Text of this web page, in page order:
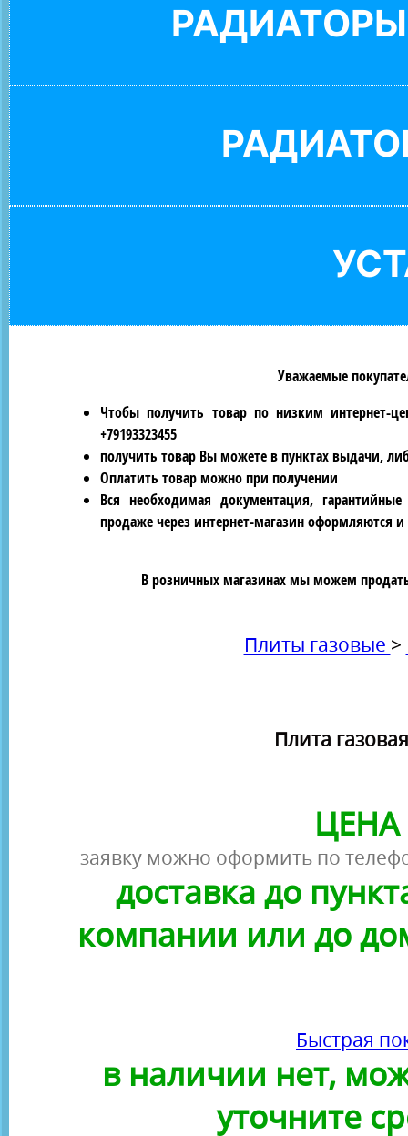
Уважаемые
Чтобы получить товар по низким интернет-
+79193323455
получить товар Вы можете в пунктах выдачи,
Оплатить товар можно при получении
Вся необходимая документация,
продаже через интернет-магазин оформляются
В розничных магазинах мы можем
Плиты газовые >
Плита
ЦЕНА
заявку можно оформить по
доставка до
компании или до
Быстрая
в наличии нет,
уточните